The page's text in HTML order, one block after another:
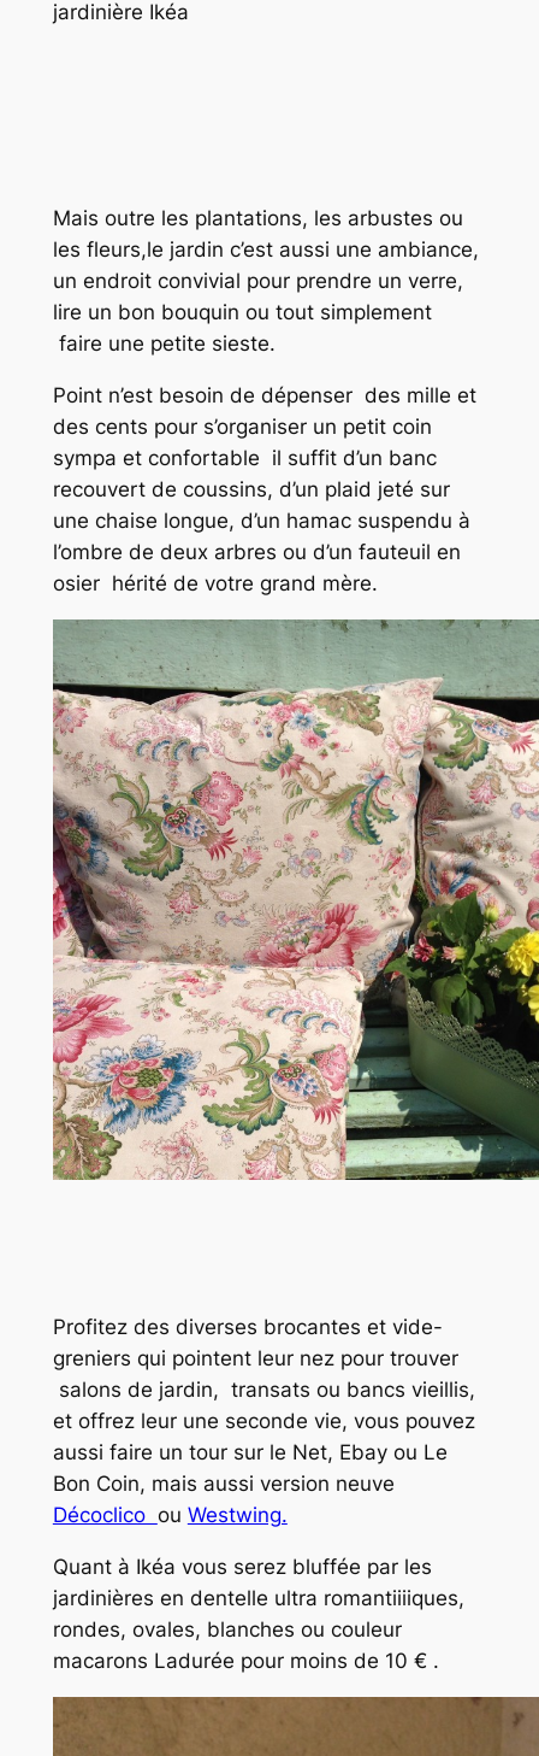
jardinière Ikéa
Mais outre les plantations, les arbustes ou
les fleurs,le jardin c’est aussi une ambiance,
un endroit convivial pour prendre un verre,
lire un bon bouquin ou tout simplement
faire une petite sieste.
Point n’est besoin de dépenser des mille et
des cents pour s’organiser un petit coin
sympa et confortable il suffit d’un banc
recouvert de coussins, d’un plaid jeté sur
une chaise longue, d’un hamac suspendu à
l’ombre de deux arbres ou d’un fauteuil en
osier hérité de votre grand mère.
Profitez des diverses brocantes et vide-
greniers qui pointent leur nez pour trouver
salons de jardin, transats ou bancs vieillis,
et offrez leur une seconde vie, vous pouvez
aussi faire un tour sur le Net, Ebay ou Le
Bon Coin, mais aussi version neuve
Décoclico ou Westwing.
Quant à Ikéa vous serez bluffée par les
jardinières en dentelle ultra romantiiiiques,
rondes, ovales, blanches ou couleur
macarons Ladurée pour moins de 10 € .